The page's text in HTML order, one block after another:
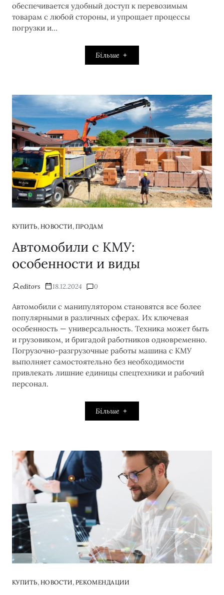
обеспечивается удобный доступ к перевозимым
товарам с любой стороны, и упрощает процессы
погрузки и…
Більше
КУПИТЬ, НОВОСТИ, ПРОДАМ
Автомобили с КМУ:
особенности и виды
editors 18.12.2024 0
Автомобили с манипулятором становятся все более
популярными в различных сферах. Их ключевая
особенность — универсальность. Техника может быть
и грузовиком, и бригадой работников одновременно.
Погрузочно-разгрузочные работы машина с КМУ
выполняет самостоятельно без необходимости
привлекать лишние единицы спецтехники и рабочий
персонал.
Більше
КУПИТЬ, НОВОСТИ, РЕКОМЕНДАЦИИ